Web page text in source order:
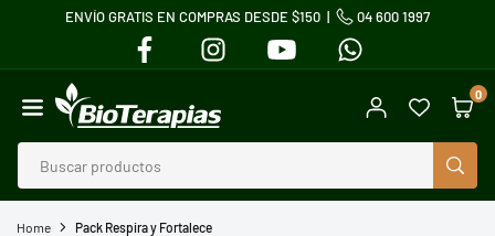
al
contenido
ENVÍO GRATIS EN COMPRAS DESDE $150 |
04 600 1997
FACEBOOK
INSTAGRAM YOUTUBE
BIOTERAPIAS
0
Home Pack Respira y Fortalece